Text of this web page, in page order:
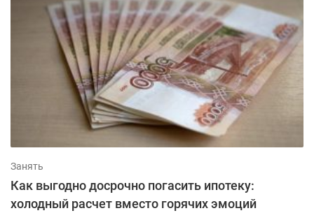
Занять
Как выгодно досрочно погасить ипотеку:
холодный расчет вместо горячих эмоций